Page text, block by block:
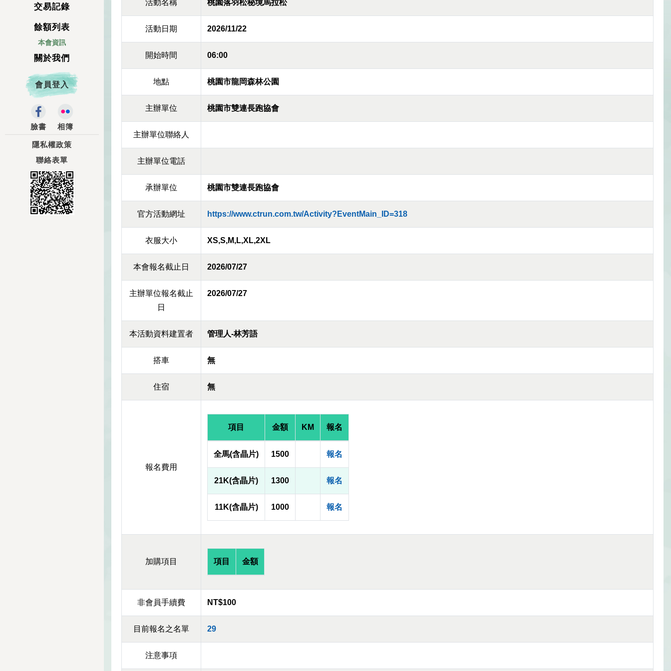
交易記錄
餘額列表
本會資訊
關於我們
會員登入
臉書 相簿
隱私權政策
聯絡表單
活動名稱 桃園落羽松秘境馬拉松
活動日期 2026/11/22
開始時間 06:00
地點 桃園市龍岡森林公園
主辦單位 桃園市雙連⾧跑協會
主辦單位聯絡人
主辦單位電話
承辦單位 桃園市雙連⾧跑協會
官方活動網址 https://www.ctrun.com.tw/Activity?EventMain_ID=318
衣服大小 XS,S,M,L,XL,2XL
本會報名截止日 2026/07/27
主辦單位報名截止
日
2026/07/27
本活動資料建置者 管理人-林芳語
搭車 無
住宿 無
報名費用
項目 金額 KM 報名
全馬(含晶片) 1500 報名
21K(含晶片) 1300 報名
11K(含晶片) 1000 報名
加購項目 項目 金額
非會員手續費 NT$100
目前報名之名單 29
注意事項